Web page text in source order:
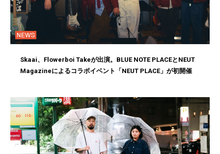
NEWS
Skaai、Flowerboi Takeが出演。BLUE NOTE PLACEとNEUT
Magazineによるコラボイベント「NEUT PLACE」が初開催